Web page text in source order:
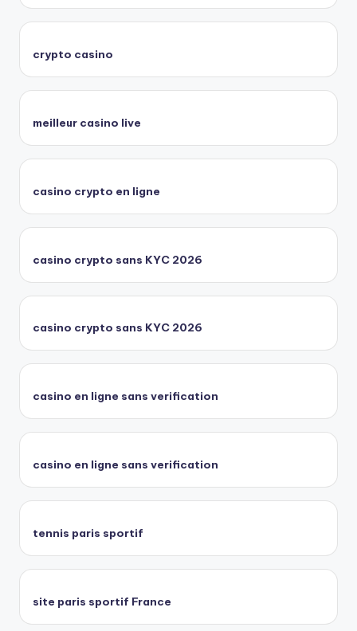
crypto casino
meilleur casino live
casino crypto en ligne
casino crypto sans KYC 2026
casino crypto sans KYC 2026
casino en ligne sans verification
casino en ligne sans verification
tennis paris sportif
site paris sportif France